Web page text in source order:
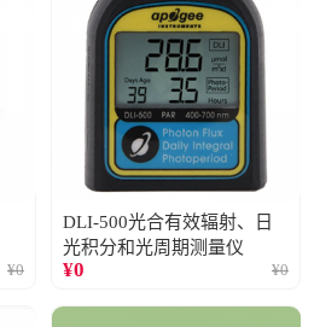
¥0
DLI-500光合有效辐射、日
光积分和光周期测量仪
¥0 ¥0